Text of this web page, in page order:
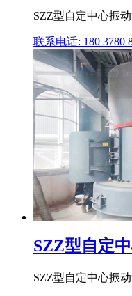
SZZ型自定中心振
联系电话: 180 3780
SZZ型自定
SZZ型自定中心振